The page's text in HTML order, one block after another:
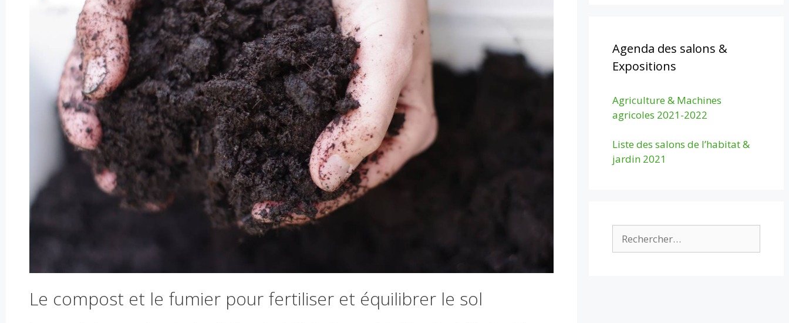
Le compost et le fumier pour fertiliser et équilibrer le sol
Agenda des salons &
Expositions
Agriculture & Machines
agricoles 2021-2022
Liste des salons de l’habitat &
jardin 2021